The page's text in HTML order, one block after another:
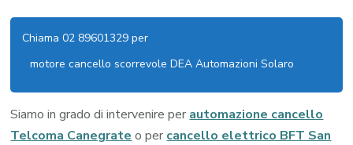
Chiama 02 89601329 per
motore cancello scorrevole DEA Automazioni Solaro
Siamo in grado di intervenire per automazione cancello
Telcoma Canegrate o per cancello elettrico BFT San